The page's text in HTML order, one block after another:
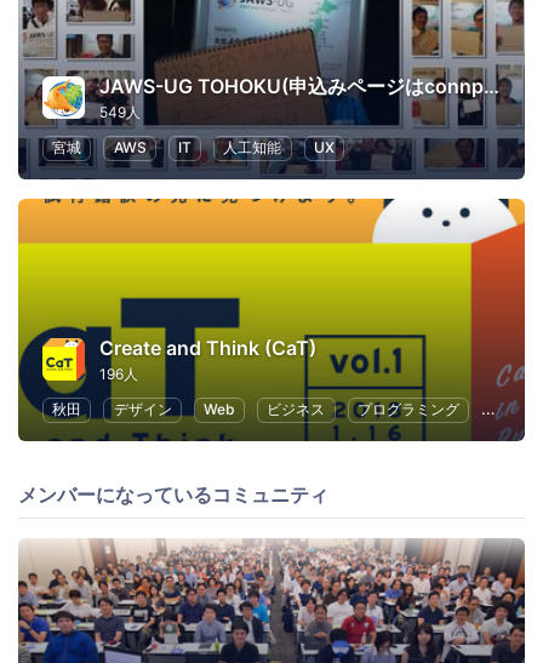
JAWS-UG TOHOKU(申込みページはconnpassに移行しました)
549人
宮城
AWS IT 人工知能 UX
Create and Think (CaT)
196人
秋田
デザイン Web ビジネス プログラミング ブラン
メンバーになっているコミュニティ